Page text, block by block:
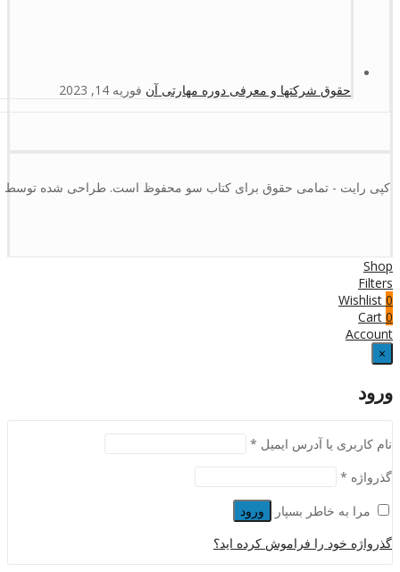
حقوق شرکتها و معرفی دوره مهارتی آن فوریه 14, 2023
کپی رایت - تمامی حقوق برای کتاب سو محفوظ است. طراحی شده
Shop
Filters
0
Wishlist
0
Cart
Account
×
ورود
نام کاربری یا آدرس ایمیل *
گذرواژه *
مرا به خاطر بسپار
ورود
گذرواژه خود را فراموش کرده اید؟